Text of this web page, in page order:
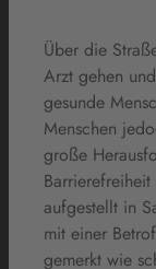
Über die
Arzt gehen
gesunde
Menschen
große
aufgestellt in
mit einer
gemerkt wie